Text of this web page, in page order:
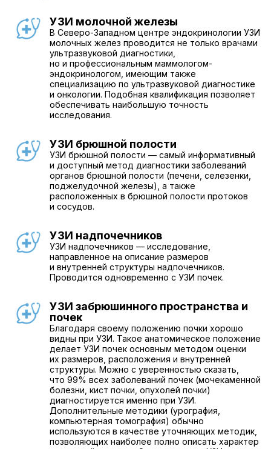
УЗИ молочной железы
В Северо-Западном центре эндокринологии УЗИ
молочных желез проводится не только врачами
ультразвуковой диагностики,
но и профессиональным маммологом-
эндокринологом, имеющим также
специализацию по ультразвуковой диагностике
и онкологии. Подобная квалификация позволяет
обеспечивать наибольшую точность
исследования.
УЗИ брюшной полости
УЗИ брюшной полости — самый информативный
и доступный метод диагностики заболеваний
органов брюшной полости (печени, селезенки,
поджелудочной железы), а также
расположенных в брюшной полости протоков
и сосудов.
УЗИ надпочечников
УЗИ надпочечников — исследование,
направленное на описание размеров
и внутренней структуры надпочечников.
Проводится одновременно с УЗИ почек.
УЗИ забрюшинного пространства и
почек
Благодаря своему положению почки хорошо
видны при УЗИ. Такое анатомическое положение
делает УЗИ почек основным методом оценки
их размеров, расположения и внутренней
структуры. Можно с уверенностью сказать,
что 99% всех заболеваний почек (мочекаменной
болезни, кист почки, опухолей почки)
диагностируется именно при УЗИ.
Дополнительные методики (урография,
компьютерная томография) обычно
используются в качестве уточняющих методик,
позволяющих наиболее полно описать характер